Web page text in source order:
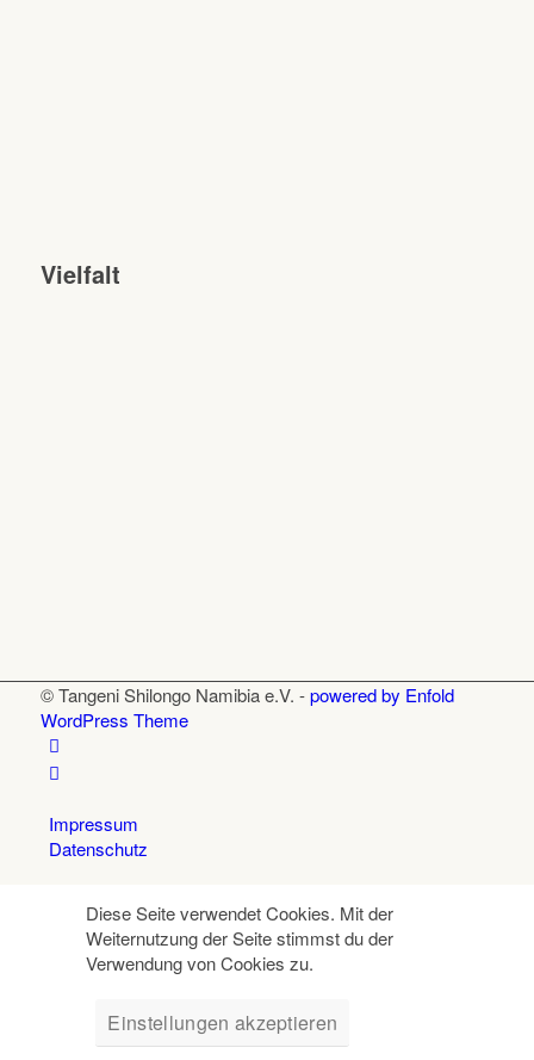
Vielfalt
© Tangeni Shilongo Namibia e.V. -powered by Enfold
WordPress Theme
Impressum
Datenschutz
Diese Seite verwendet Cookies. Mit der
Weiternutzung der Seite stimmst du der
Verwendung von Cookies zu.
Einstellungen akzeptieren